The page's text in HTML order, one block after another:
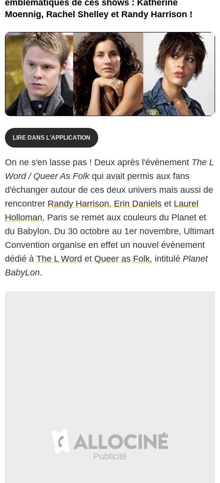
emblématiques de ces shows : Katherine
Moennig, Rachel Shelley et Randy Harrison !
LIRE DANS L'APPLICATION
On ne s'en lasse pas ! Deux après l'évènement The L
Word / Queer As Folkqui avait permis aux fans
d'échanger autour de ces deux univers mais aussi de
rencontrer Randy Harrison, Erin Daniels et Laurel
Holloman, Paris se remet aux couleurs du Planet et
du Babylon. Du 30 octobre au 1er novembre, Ultimart
Convention organise en effet un nouvel évènement
dédié à The L Word et Queer as Folk, intitulé Planet
BabyLon.